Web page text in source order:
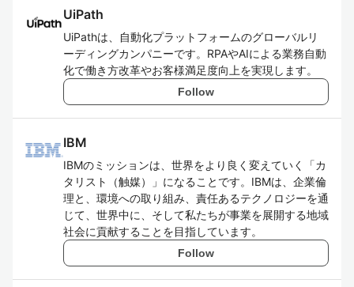
UiPath
UiPathは、自動化プラットフォームのグローバルリ
ーディングカンパニーです。RPAやAIによる業務自動
化で働き方改革やお客様満足度向上を実現します。
Follow
IBM
IBMのミッションは、世界をより良く変えていく「カ
タリスト（触媒）」になることです。IBMは、企業倫
理と、環境への取り組み、責任あるテクノロジーを通
じて、世界中に、そして私たちが事業を展開する地域
社会に貢献することを目指しています。
Follow